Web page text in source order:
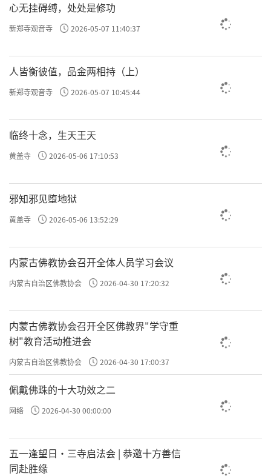
心无挂碍缚，处处是修功
新郑寺观音寺 2026-05-07 11:40:37
人皆衡彼值，品金两相持（上）
新郑寺观音寺 2026-05-07 10:45:44
临终十念，生天王天
黄盖寺 2026-05-06 17:10:53
邪知邪见堕地狱
黄盖寺 2026-05-06 13:52:29
内蒙古佛教协会召开全体人员学习会议
内蒙古自治区佛教协会 2026-04-30 17:20:32
内蒙古佛教协会召开全区佛教界"学守重
树"教育活动推进会
内蒙古自治区佛教协会 2026-04-30 17:00:37
佩戴佛珠的十大功效之二
网络 2026-04-30 00:00:00
五一逢望日・三寺启法会 | 恭邀十方善信
同赴胜缘